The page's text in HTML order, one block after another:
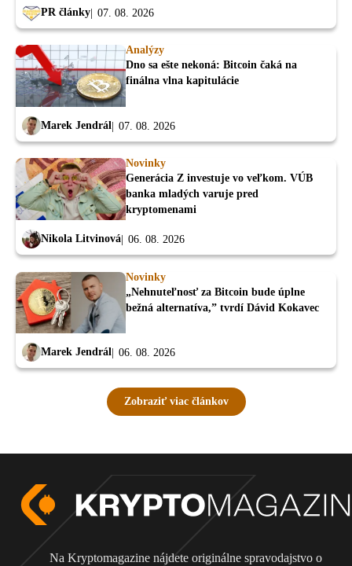
PR články 07. 08. 2026
Analýzy
Dno sa ešte nekoná: Bitcoin čaká na
finálna vlna kapitulácie
Marek Jendrál 07. 08. 2026
Novinky
Generácia Z investuje vo veľkom. VÚB
banka mladých varuje pred
kryptomenami
Nikola Litvinová 06. 08. 2026
Novinky
„Nehnuteľnosť za Bitcoin bude úplne
bežná alternatíva,” tvrdí Dávid Kokavec
Marek Jendrál 06. 08. 2026
Zobraziť viac článkov
Na Kryptomagazine nájdete originálne spravodajstvo o